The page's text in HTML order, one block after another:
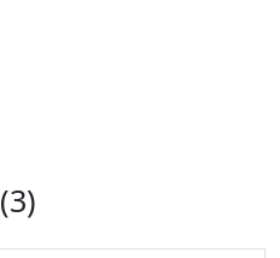
(3)